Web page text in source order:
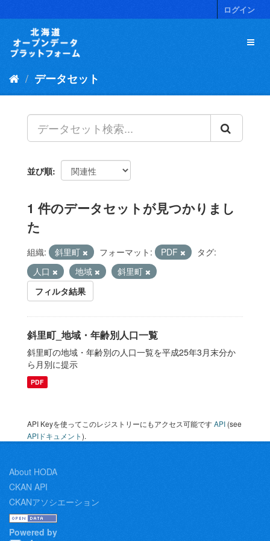
キ
ログイン
データセット
並び順
1 件のデータセットが見つかりまし
た
組織: 斜里町 フォーマット: PDF
タグ:
人口
地域
斜里町
フィルタ結果
斜里町_地域・年齢別人口一覧
斜里町の地域・年齢別の人口一覧を平成25年3月末分か
ら月別に提示
PDF
API Keyを使ってこのレジストリーにもアクセス可能ですAPI (see
APIドキュメント).
About HODA
CKAN API
CKANアソシエーション
Powered by